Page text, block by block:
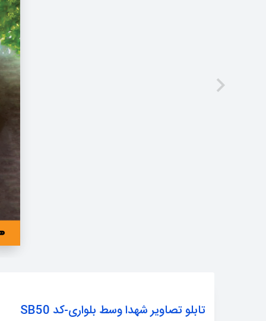
تابلو تصاویر شهدا وسط بلواری-کد SB50